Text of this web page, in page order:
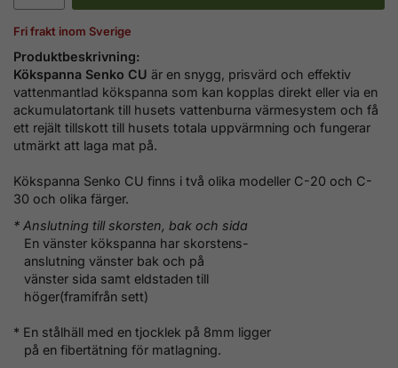
Fri frakt inom Sverige
Produktbeskrivning:
Kökspanna Senko CU är en snygg, prisvärd och effektiv
vattenmantlad kökspanna som kan kopplas direkt eller via en
ackumulatortank till husets vattenburna värmesystem och få
ett rejält tillskott till husets totala uppvärmning och fungerar
utmärkt att laga mat på.
Kökspanna Senko CU finns i två olika modeller C-20 och C-
30 och olika färger.
* Anslutning till skorsten, bak och sida
En vänster kökspanna har skorstens-
anslutning vänster bak och på
vänster sida samt eldstaden till
höger(framifrån sett)
* En stålhäll med en tjocklek på 8mm ligger
på en fibertätning för matlagning.